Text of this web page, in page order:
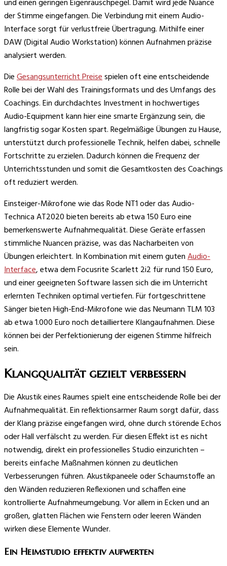
und einen geringen Eigenrauschpegel. Damit wird jede Nuance
der Stimme eingefangen. Die Verbindung mit einem Audio-
Interface sorgt für verlustfreie Übertragung. Mithilfe einer
DAW (Digital Audio Workstation) können Aufnahmen präzise
analysiert werden.
DieGesangsunterricht Preisespielen oft eine entscheidende
Rolle bei der Wahl des Trainingsformats und des Umfangs des
Coachings. Ein durchdachtes Investment in hochwertiges
Audio-Equipment kann hier eine smarte Ergänzung sein, die
langfristig sogar Kosten spart. Regelmäßige Übungen zu Hause,
unterstützt durch professionelle Technik, helfen dabei, schnelle
Fortschritte zu erzielen. Dadurch können die Frequenz der
Unterrichtsstunden und somit die Gesamtkosten des Coachings
oft reduziert werden.
Einsteiger-Mikrofone wie das Rode NT1 oder das Audio-
Technica AT2020 bieten bereits ab etwa 150 Euro eine
bemerkenswerte Aufnahmequalität. Diese Geräte erfassen
stimmliche Nuancen präzise, was das Nacharbeiten von
Übungen erleichtert. In Kombination mit einem gutenAudio-
Interface, etwa dem Focusrite Scarlett 2i2 für rund 150 Euro,
und einer geeigneten Software lassen sich die im Unterricht
erlernten Techniken optimal vertiefen. Für fortgeschrittene
Sänger bieten High-End-Mikrofone wie das Neumann TLM 103
ab etwa 1.000 Euro noch detailliertere Klangaufnahmen. Diese
können bei der Perfektionierung der eigenen Stimme hilfreich
sein.
Klangqualität gezielt verbessern
Die Akustik eines Raumes spielt eine entscheidende Rolle bei der
Aufnahmequalität. Ein reflektionsarmer Raum sorgt dafür, dass
der Klang präzise eingefangen wird, ohne durch störende Echos
oder Hall verfälscht zu werden. Für diesen Effekt ist es nicht
notwendig, direkt ein professionelles Studio einzurichten –
bereits einfache Maßnahmen können zu deutlichen
Verbesserungen führen. Akustikpaneele oder Schaumstoffe an
den Wänden reduzieren Reflexionen und schaffen eine
kontrollierte Aufnahmeumgebung. Vor allem in Ecken und an
großen, glatten Flächen wie Fenstern oder leeren Wänden
wirken diese Elemente Wunder.
Ein Heimstudio effektiv aufwerten